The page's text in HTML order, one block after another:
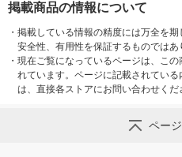
掲載商品の情報について
・ 掲載している情報の精度には万全を期
安全性、有用性を保証するものではあ
・ 現在ご覧になっているページは、こ
れています。ページに記載されてい
は、直接各ストアにお問い合わせくだ
ペー